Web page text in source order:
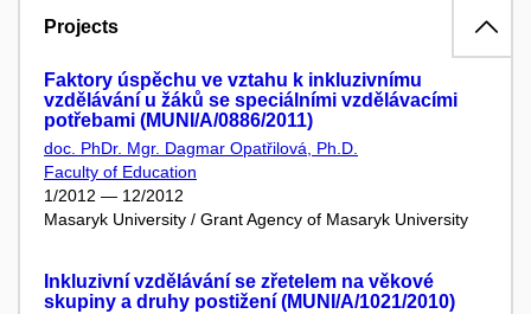
Projects
Faktory úspěchu ve vztahu k inkluzivnímu
vzdělávání u žáků se speciálními vzdělávacími
potřebami (MUNI/A/0886/2011)
doc. PhDr. Mgr. Dagmar Opatřilová, Ph.D.
Faculty of Education
1/2012 — 12/2012
Masaryk University / Grant Agency of Masaryk University
Inkluzivní vzdělávání se zřetelem na věkové
skupiny a druhy postižení (MUNI/A/1021/2010)